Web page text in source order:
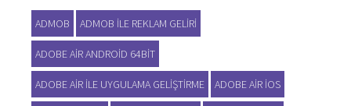
ADMOB ADMOB ILE REKLAM GELIRI
ADOBE AIR ANDROID 64BIT
ADOBE AIR ILE UYGULAMA GELIŞTIRME ADOBE AIR IOS